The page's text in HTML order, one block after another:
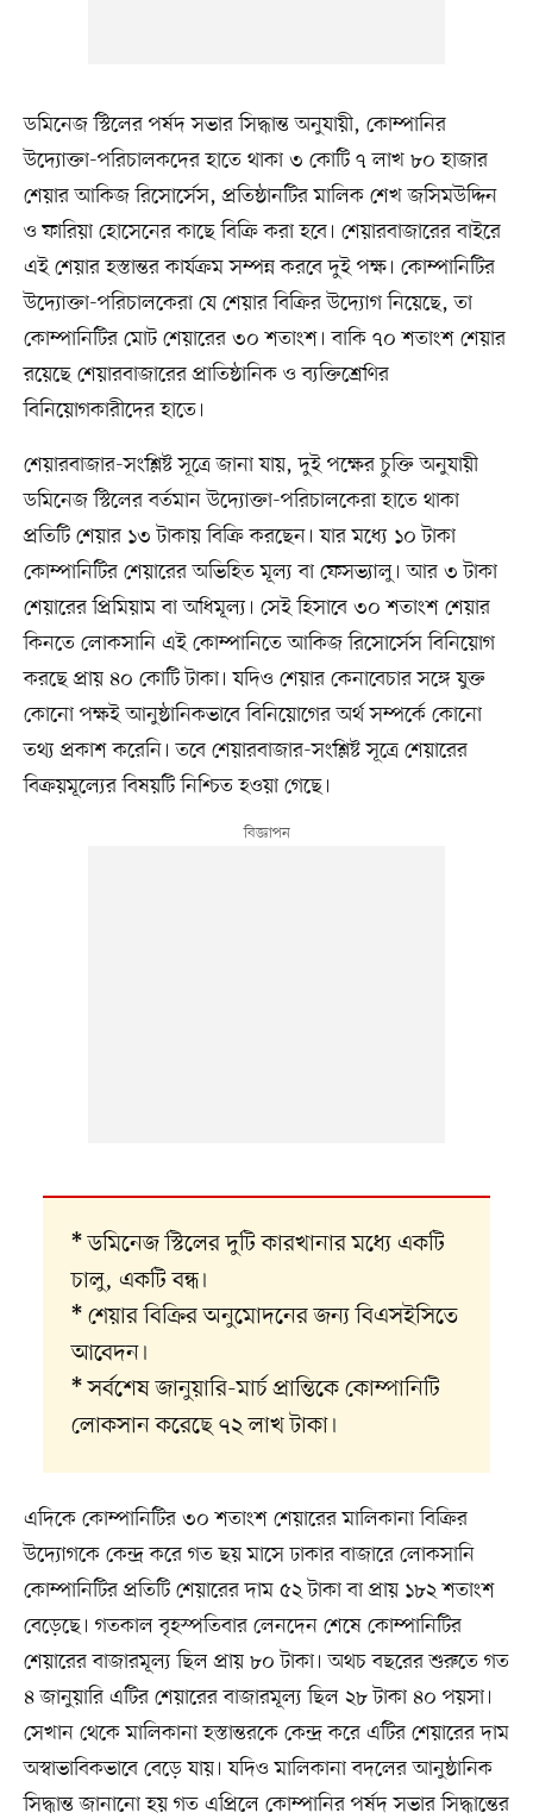
ডমিনেজ স্টিলের পর্ষদ সভার সিদ্ধান্ত অনুযায়ী, কোম্পানির
উদ্যোক্তা-পরিচালকদের হাতে থাকা ৩ কোটি ৭ লাখ ৮০ হাজার
শেয়ার আকিজ রিসোর্সেস, প্রতিষ্ঠানটির মালিক শেখ জসিমউদ্দিন
ও ফারিয়া হোসেনের কাছে বিক্রি করা হবে। শেয়ারবাজারের বাইরে
এই শেয়ার হস্তান্তর কার্যক্রম সম্পন্ন করবে দুই পক্ষ। কোম্পানিটির
উদ্যোক্তা-পরিচালকেরা যে শেয়ার বিক্রির উদ্যোগ নিয়েছে, তা
কোম্পানিটির মোট শেয়ারের ৩০ শতাংশ। বাকি ৭০ শতাংশ শেয়ার
রয়েছে শেয়ারবাজারের প্রাতিষ্ঠানিক ও ব্যক্তিশ্রেণির
বিনিয়োগকারীদের হাতে।
শেয়ারবাজার-সংশ্লিষ্ট সূত্রে জানা যায়, দুই পক্ষের চুক্তি অনুযায়ী
ডমিনেজ স্টিলের বর্তমান উদ্যোক্তা-পরিচালকেরা হাতে থাকা
প্রতিটি শেয়ার ১৩ টাকায় বিক্রি করছেন। যার মধ্যে ১০ টাকা
কোম্পানিটির শেয়ারের অভিহিত মূল্য বা ফেসভ্যালু। আর ৩ টাকা
শেয়ারের প্রিমিয়াম বা অধিমূল্য। সেই হিসাবে ৩০ শতাংশ শেয়ার
কিনতে লোকসানি এই কোম্পানিতে আকিজ রিসোর্সেস বিনিয়োগ
করছে প্রায় ৪০ কোটি টাকা। যদিও শেয়ার কেনাবেচার সঙ্গে যুক্ত
কোনো পক্ষই আনুষ্ঠানিকভাবে বিনিয়োগের অর্থ সম্পর্কে কোনো
তথ্য প্রকাশ করেনি। তবে শেয়ারবাজার-সংশ্লিষ্ট সূত্রে শেয়ারের
বিক্রয়মূল্যের বিষয়টি নিশ্চিত হওয়া গেছে।
*ডমিনেজ স্টিলের দুটি কারখানার মধ্যে একটি
চালু, একটি বন্ধ।
*শেয়ার বিক্রির অনুমোদনের জন্য বিএসইসিতে
আবেদন।
*সর্বশেষ জানুয়ারি-মার্চ প্রান্তিকে কোম্পানিটি
লোকসান করেছে ৭২ লাখ টাকা।
এদিকে কোম্পানিটির ৩০ শতাংশ শেয়ারের মালিকানা বিক্রির
উদ্যোগকে কেন্দ্র করে গত ছয় মাসে ঢাকার বাজারে লোকসানি
কোম্পানিটির প্রতিটি শেয়ারের দাম ৫২ টাকা বা প্রায় ১৮২ শতাংশ
বেড়েছে। গতকাল বৃহস্পতিবার লেনদেন শেষে কোম্পানিটির
শেয়ারের বাজারমূল্য ছিল প্রায় ৮০ টাকা। অথচ বছরের শুরুতে গত
৪ জানুয়ারি এটির শেয়ারের বাজারমূল্য ছিল ২৮ টাকা ৪০ পয়সা।
সেখান থেকে মালিকানা হস্তান্তরকে কেন্দ্র করে এটির শেয়ারের দাম
অস্বাভাবিকভাবে বেড়ে যায়। যদিও মালিকানা বদলের আনুষ্ঠানিক
সিদ্ধান্ত জানানো হয় গত এপ্রিলে কোম্পানির পর্ষদ সভার সিদ্ধান্তের